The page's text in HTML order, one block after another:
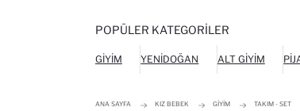
POPÜLER KATEGORILER
GIYIM YENIDOĞAN ALT GIYIM
ANA SAYFA KIZ BEBEK GIYIM TAKIM - SET